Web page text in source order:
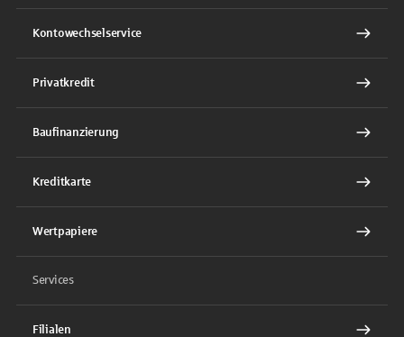
Kontowechselservice
Privatkredit
Baufinanzierung
Kreditkarte
Wertpapiere
Services
Filialen